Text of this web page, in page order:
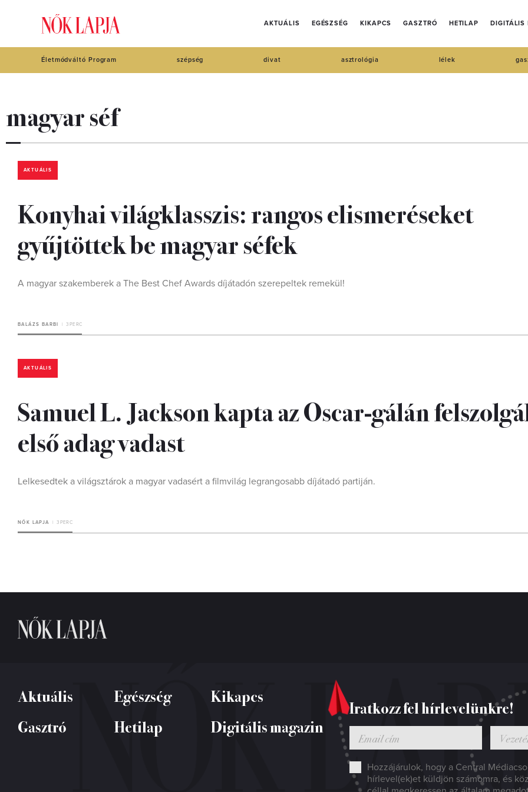
AKTUÁLIS EGÉSZSÉG KIKAPCS GASZTRÓ HETILAP DIGITÁLIS
Életmódváltó Program szépség divat asztrológia lélek
magyar séf
AKTUÁLIS
Konyhai világklasszis: rangos elismeréseket
gyűjtöttek be magyar séfek
A magyar szakemberek a The Best Chef Awards díjátadón szerepeltek remekül!
BALÁZS BARBI 3 PERC
AKTUÁLIS
Samuel L. Jackson kapta az Oscar-gálán
első adag vadast
Lelkesedtek a világsztárok a magyar vadasért a filmvilág legrangosabb díjátadó partiján.
NŐK LAPJA 3 PERC
Aktuális Egészség
Kikapcs
Gasztró
Hetilap Digitális magazin
Iratkozz fel hírlevelünkre!
Hozzájárulok, hogy a Central
hírlevel(ek)et küldjön számomra, és